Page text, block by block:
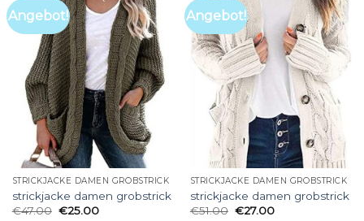
Angebot!
STRICKJACKE DAMEN GROBSTRICK
strickjacke damen grobstrick
€47.00 €25.00
Angebot!
STRICKJACKE DAMEN GROBSTRICK
strickjacke damen grobstrick
€51.00 €27.00